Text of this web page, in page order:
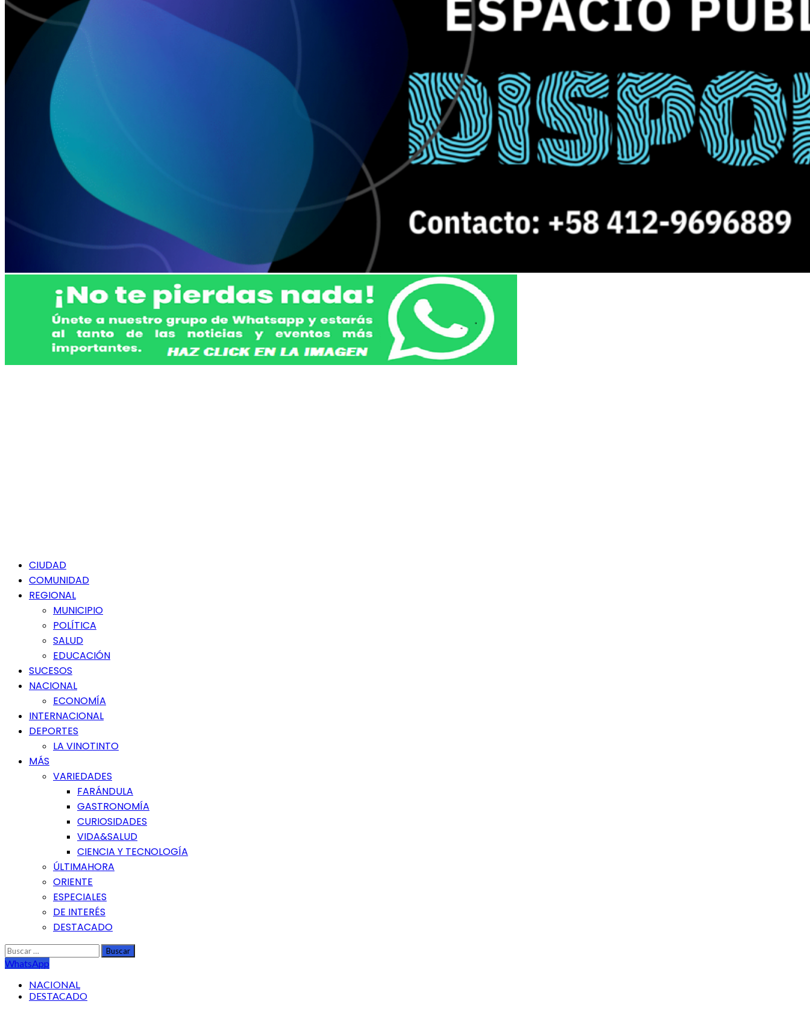
Menú
principal
CIUDAD
COMUNIDAD
REGIONAL
MUNICIPIO
POLÍTICA
SALUD
EDUCACIÓN
SUCESOS
NACIONAL
ECONOMÍA
INTERNACIONAL
DEPORTES
LA VINOTINTO
MÁS
VARIEDADES
FARÁNDULA
GASTRONOMÍA
CURIOSIDADES
VIDA&SALUD
CIENCIA Y TECNOLOGÍA
ÚLTIMAHORA
ORIENTE
ESPECIALES
DE INTERÉS
DESTACADO
Buscar:
WhatsApp
NACIONAL
DESTACADO